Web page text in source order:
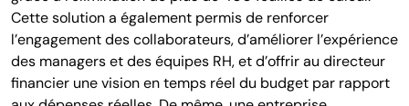
Cette solution a également permis de renforcer
l’engagement des collaborateurs, d’améliorer l’expérience
des managers et des équipes RH, et d’offrir au directeur
financier une vision en temps réel du budget par rapport